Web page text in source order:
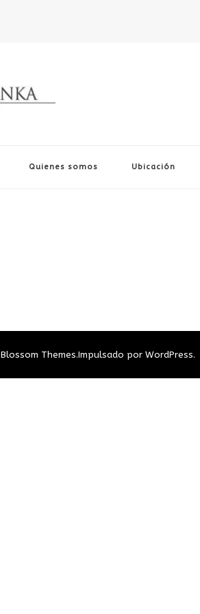
Quienes somos Ubicación
Blossom Themes.Impulsado por WordPress.